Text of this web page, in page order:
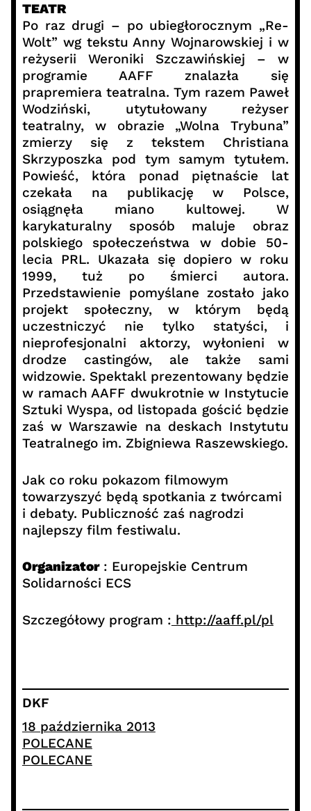
TEATR
Po raz drugi – po ubiegłorocznym „Re-
Wolt” wg tekstu Anny Wojnarowskiej i w
reżyserii Weroniki Szczawińskiej – w
programie AAFF znalazła się
prapremiera teatralna. Tym razem Paweł
Wodziński, utytułowany reżyser
teatralny, w obrazie „Wolna Trybuna”
zmierzy się z tekstem Christiana
Skrzyposzka pod tym samym tytułem.
Powieść, która ponad piętnaście lat
czekała na publikację w Polsce,
osiągnęła miano kultowej. W
karykaturalny sposób maluje obraz
polskiego społeczeństwa w dobie 50-
lecia PRL. Ukazała się dopiero w roku
1999, tuż po śmierci autora.
Przedstawienie pomyślane zostało jako
projekt społeczny, w którym będą
uczestniczyć nie tylko statyści, i
nieprofesjonalni aktorzy, wyłonieni w
drodze castingów, ale także sami
widzowie. Spektakl prezentowany będzie
w ramach AAFF dwukrotnie w Instytucie
Sztuki Wyspa, od listopada gościć będzie
zaś w Warszawie na deskach Instytutu
Teatralnego im. Zbigniewa Raszewskiego.
Jak co roku pokazom filmowym
towarzyszyć będą spotkania z twórcami
i debaty. Publiczność zaś nagrodzi
najlepszy film festiwalu.
Organizator: Europejskie Centrum
Solidarności ECS
Szczegółowy program : http://aaff.pl/pl
DKF
18 października 2013
POLECANE
POLECANE